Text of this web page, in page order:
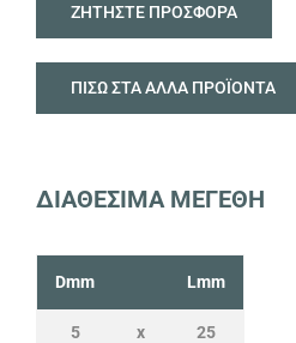
ΖΗΤΗΣΤΕ ΠΡΟΣΦΟΡΑ
ΠΙΣΩ ΣΤΑ ΑΛΛΑ ΠΡΟΪΟΝΤΑ
ΔΙΑΘΕΣΙΜΑ ΜΕΓΕΘΗ
Dmm Lmm
5 x 25